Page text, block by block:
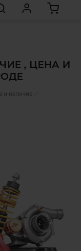
, ЦЕНА И
и наличие ✅